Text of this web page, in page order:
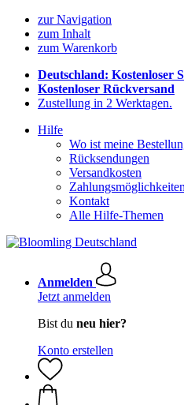
zur Navigation
zum Inhalt
zum Warenkorb
Deutschland: Kostenloser
Kostenloser Rückversand
Zustellung in 2 Werktagen.
Hilfe
Wo ist meine
Rücksendungen
Versandkosten
Zahlungsmöglichkeiten
Kontakt
Alle Hilfe-Themen
Anmelden
Jetzt anmelden
Bist du neu hier?
Konto erstellen